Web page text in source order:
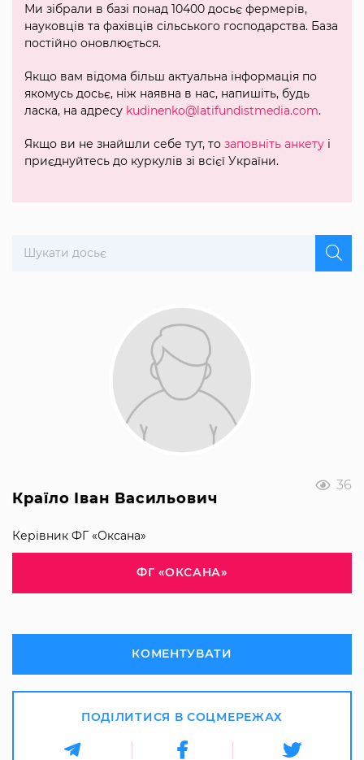
36
Країло Іван Васильович
Керівник ФГ «Оксана»
ФГ «ОКСАНА»
КОМЕНТУВАТИ
ПОДІЛИТИСЯ В СОЦМЕРЕЖАХ
Ми зібрали в базі понад 10400 досьє фермерів,
науковців та фахівців сільського господарства. База
постійно оновлюється.
Якщо вам відома більш актуальна інформація по
якомусь досьє, ніж наявна в нас, напишіть, будь
ласка, на адресу kudinenko@latifundistmedia.com.
Якщо ви не знайшли себе тут, то заповніть анкету і
приєднуйтесь до куркулів зі всієї України.